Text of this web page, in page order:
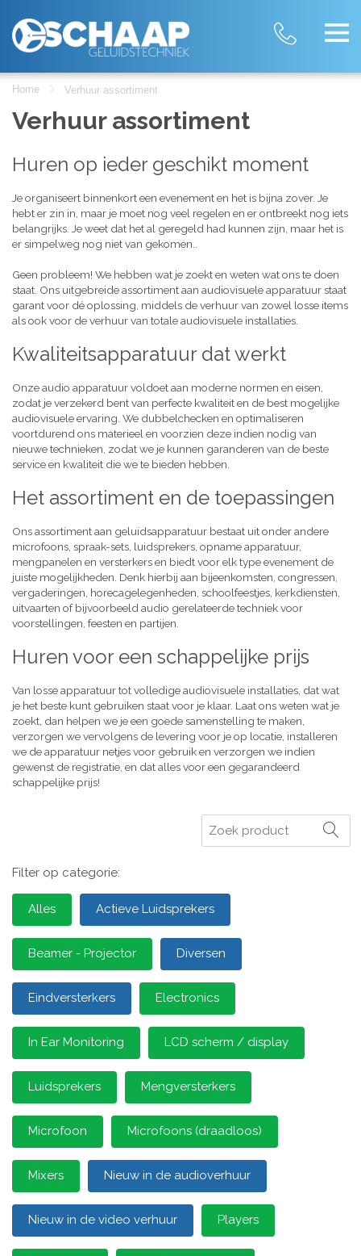
Home Verhuur assortiment
Verhuur assortiment
Huren op ieder geschikt moment
Je organiseert binnenkort een evenement en het is bijna zover. Je
hebt er zin in, maar je moet nog veel regelen en er ontbreekt nog iets
belangrijks. Je weet dat het al geregeld had kunnen zijn, maar het is
er simpelweg nog niet van gekomen..
Geen probleem! We hebben wat je zoekt en weten wat ons te doen
staat. Ons uitgebreide assortiment aan audiovisuele apparatuur staat
garant voor dé oplossing, middels de verhuur van zowel losse items
als ook voor de verhuur van totale audiovisuele installaties.
Kwaliteitsapparatuur dat werkt
Onze audio apparatuur voldoet aan moderne normen en eisen,
zodat je verzekerd bent van perfecte kwaliteit en de best mogelijke
audiovisuele ervaring. We dubbelchecken en optimaliseren
voortdurend ons materieel en voorzien deze indien nodig van
nieuwe technieken, zodat we je kunnen garanderen van de beste
service en kwaliteit die we te bieden hebben.
Het assortiment en de toepassingen
Ons assortiment aan geluidsapparatuur bestaat uit onder andere
microfoons, spraak-sets, luidsprekers, opname apparatuur,
mengpanelen en versterkers en biedt voor elk type evenement de
juiste mogelijkheden. Denk hierbij aan bijeenkomsten, congressen,
vergaderingen, horecagelegenheden, schoolfeestjes, kerkdiensten,
uitvaarten of bijvoorbeeld audio gerelateerde techniek voor
voorstellingen, feesten en partijen.
Huren voor een schappelijke prijs
Van losse apparatuur tot volledige audiovisuele installaties, dat wat
je het beste kunt gebruiken staat voor je klaar. Laat ons weten wat je
zoekt, dan helpen we je een goede samenstelling te maken,
verzorgen we vervolgens de levering voor je op locatie, installeren
we de apparatuur netjes voor gebruik en verzorgen we indien
gewenst de registratie, en dat alles voor een gegarandeerd
schappelijke prijs!
Zoeken
Filter op categorie:
Alles Actieve Luidsprekers
Beamer - Projector Diversen
Eindversterkers Electronics
In Ear Monitoring LCD scherm / display
Luidsprekers Mengversterkers
Microfoon Microfoons (draadloos)
Mixers Nieuw in de audioverhuur
Nieuw in de video verhuur Players